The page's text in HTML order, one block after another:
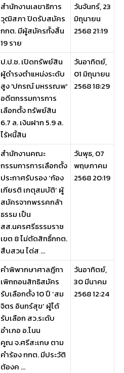
สำนักงานเลขาธิการ
วุฒิสภา ปิดรับสมัคร
กกต. มีผู้สมัครทั้งสิ้น
19 ราย
วันจันทร์, 23
มิถุนายน
2568 21:19
ป.ป.ช. เปิดทรัพย์สิน
ผู้ดำรงตำแหน่งระดับ
สูง 'ปกรณ์ มหรรณพ'
อดีตกรรมการการ
เลือกตั้ง ทรัพย์สิน
6.7 ล. เงินฝาก 5.9 ล.
ไร้หนี้สิน
วันอาทิตย์,
01 มิถุนายน
2568 18:29
สำนักงานคณะ
กรรมการการเลือกตั้ง
ประกาศรับรอง ‘ก้อง
เกียรติ เกตุสมบัติ’ ผู้
สมัครจากพรรคกล้า
ธรรม เป็น
สส.นครศรีธรรมราช
เขต 8 ไม่ตัดสิทธิ์กกต.
สืบสวน ไต่ส ...
วันพุธ, 07
พฤษภาคม
2568 20:19
คำพิพากษาศาลฎีกา
เพิกถอนสิทธิสมัคร
รับเลือกตั้ง 10 ปี ‘สม
จิตร อินทร์สุข’ ผู้ได้
รับเลือก สว.ระดับ
อำเภอ อ.โนน
คูณ จ.ศรีสะเกษ ตาม
คำร้อง กกต. มีประวัติ
ต้องค ...
วันอาทิตย์,
30 มีนาคม
2568 12:24